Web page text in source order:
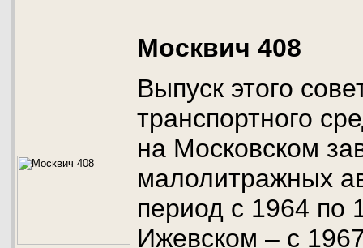
Москвич 408
Выпуск этого
транспортного
на Московском
малолитражных
период с 1964 по
Ижевском – с